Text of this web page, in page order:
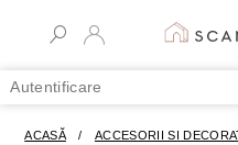
conținut
Autentificare
ACASĂ / ACCESORII SI